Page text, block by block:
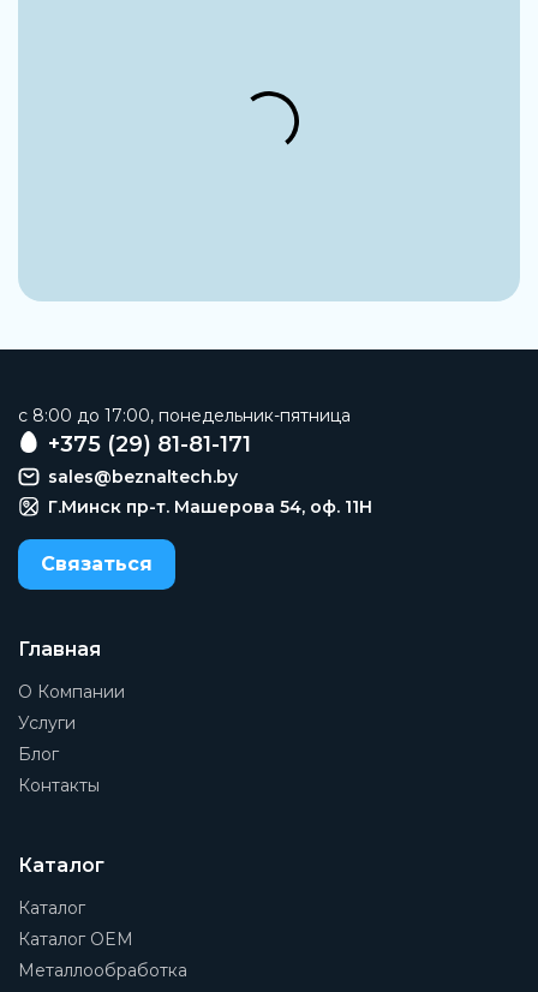
c 8:00 до 17:00, понедельник-пятница
+375 (29) 81-81-171
sales@beznaltech.by
Г.Минск пр-т. Машерова 54, оф. 11H
Связаться
Главная
О Компании
Услуги
Блог
Контакты
Каталог
Каталог
Каталог OEM
Металлообработка